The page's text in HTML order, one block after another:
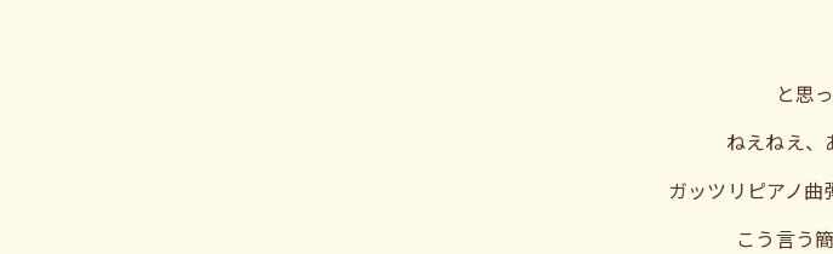
と思
ねえねえ、
ガッツリピアノ曲
こう言う